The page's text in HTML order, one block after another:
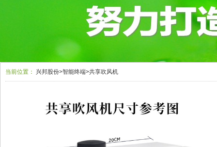
当前位置： 兴邦股份>智能终端>共享吹风机